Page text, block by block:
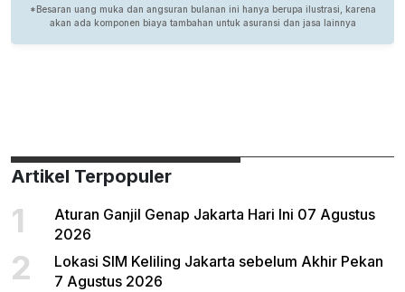
Artikel Terpopuler
1
Aturan Ganjil Genap Jakarta Hari Ini 07 Agustus
2026
2
Lokasi SIM Keliling Jakarta sebelum Akhir Pekan
7 Agustus 2026